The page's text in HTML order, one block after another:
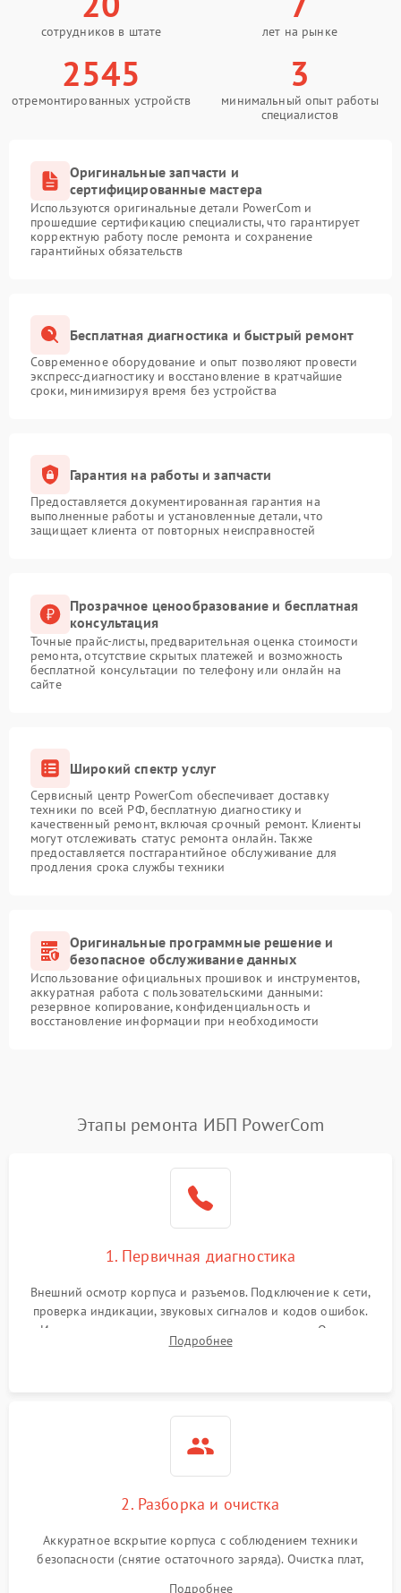
сотрудников в штате лет на рынке
2545
отремонтированных устройств
3
минимальный опыт работы
специалистов
Оригинальные запчасти и
сертифицированные мастера
Используются оригинальные детали PowerCom и
прошедшие сертификацию специалисты, что гарантирует
корректную работу после ремонта и сохранение
гарантийных обязательств
Бесплатная диагностика и быстрый ремонт
Современное оборудование и опыт позволяют провести
экспресс-диагностику и восстановление в кратчайшие
сроки, минимизируя время без устройства
Гарантия на работы и запчасти
Предоставляется документированная гарантия на
выполненные работы и установленные детали, что
защищает клиента от повторных неисправностей
Прозрачное ценообразование и бесплатная
консультация
Точные прайс-листы, предварительная оценка стоимости
ремонта, отсутствие скрытых платежей и возможность
бесплатной консультации по телефону или онлайн на
сайте
Широкий спектр услуг
Сервисный центр PowerCom обеспечивает доставку
техники по всей РФ, бесплатную диагностику и
качественный ремонт, включая срочный ремонт. Клиенты
могут отслеживать статус ремонта онлайн. Также
предоставляется постгарантийное обслуживание для
продления срока службы техники
Оригинальные программные решение и
безопасное обслуживание данных
Использование официальных прошивок и инструментов,
аккуратная работа с пользовательскими данными:
резервное копирование, конфиденциальность и
восстановление информации при необходимости
Этапы ремонта ИБП PowerCom
1. Первичная диагностика
Внешний осмотр корпуса и разъемов. Подключение к сети,
проверка индикации, звуковых сигналов и кодов ошибок.
Измерение входного и выходного напряжения. Оценка
реакции ИБП на отключение основного питания без
Подробнее
2. Разборка и очистка
Аккуратное вскрытие корпуса с соблюдением техники
безопасности (снятие остаточного заряда). Очистка плат,
Подробнее